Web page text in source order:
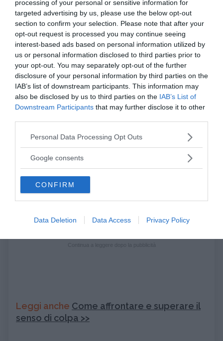
processing of your personal or sensitive information for
targeted advertising by us, please use the below opt-out
section to confirm your selection. Please note that after your
opt-out request is processed you may continue seeing
interest-based ads based on personal information utilized by
us or personal information disclosed to third parties prior to
your opt-out. You may separately opt-out of the further
disclosure of your personal information by third parties on the
IAB’s list of downstream participants. This information may
also be disclosed by us to third parties on the IAB’s List of
Downstream Participants that may further disclose it to other
Please note that this website/app uses one or more Google
not limited to your visit or usage behaviour. You may click to
use your data for below specified purposes in below Google
consent section.
Personal Data Processing Opt Outs
Google consents
CONFIRM
Data Deletion Data Access Privacy Policy
Per individuare la differenza tracolpa soggettiva
colpa “oggettiva”, ossia tra la nostra percezione e
la “realtà” dei fatti, dovremmo valutare l’entità del
nostro senso di colpa e provare poi a pensare che sia
stato un nostro amico a compiere l’azione che ci fa
stare così male. Se ilsenso di colpa è immotivato, è
probabile che saremo pronti a trovare molte
giustificazioni per il suo operato e a ritenere che non
abbia ragioni di sentirsi in colpa. Bisogna tenere
presente che l’emozione della colpa ci porta a
sopravvalutare le conseguenze delle nostre
azioni: se ragioniamo invece sui comportamenti altrui,
emozione non interferisce con i nostri processi
cognitivie possiamo avere un punto di vista più
lucido. È importante riuscire a gestire in diversi modi la
Leggi anche Come affrontare e superare il
senso di colpa >>